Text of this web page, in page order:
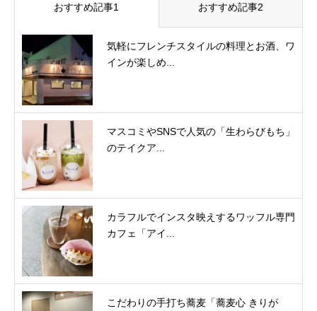
おすすめ記事1 おすすめ記事2
気軽にフレンチスタイルの料理とお酒、ワ
インが楽しめ...
マスコミやSNSで人気の「生わらびもち」
のテイクア...
カラフルでインスタ映えするワッフル専門
カフェ「アイ...
こだわりの手打ち蕎麦「蕎麦心 きりが